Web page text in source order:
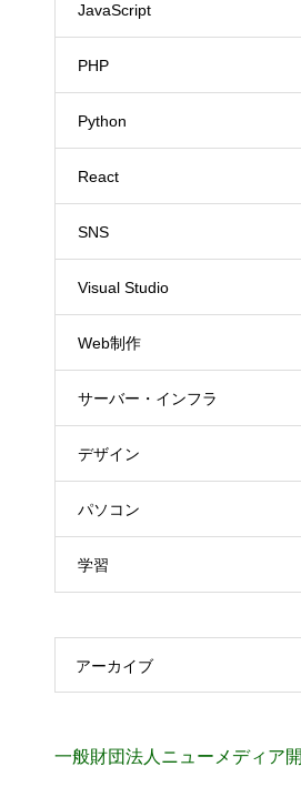
JavaScript
PHP
Python
React
SNS
Visual Studio
Web制作
サーバー・インフラ
デザイン
パソコン
学習
アーカイブ
一般財団法人ニューメディア